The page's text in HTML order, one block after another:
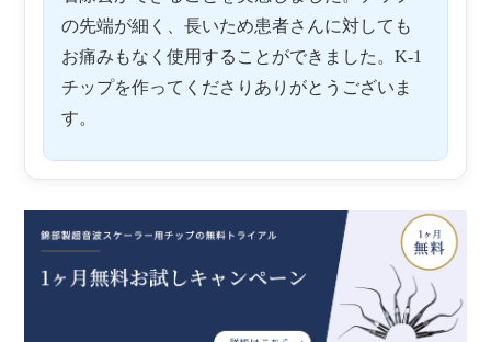
の先端が細く、長いため患者さんに対しても
お痛みもなく使用することができました。K-1
チップを作ってくださりありがとうございま
す。